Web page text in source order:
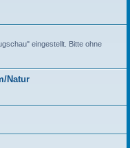
eingestellt. Bitte ohne
Natur